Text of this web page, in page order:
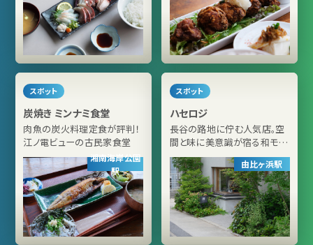
スポット
炭焼き ミンナミ食堂
肉魚の炭火料理定食が評判！
江ノ電ビューの古民家食堂
湘南海岸公園
駅
スポット
ハセロジ
長谷の路地に佇む人気店。空
間と味に美意識が宿る和モダ
ンな喫茶店
由比ヶ浜駅